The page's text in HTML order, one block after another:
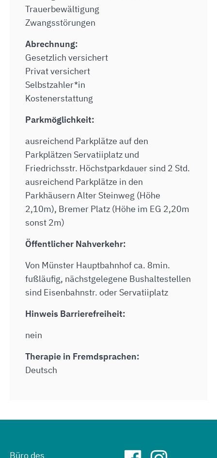
Trauerbewältigung
Zwangsstörungen
Abrechnung:
Gesetzlich versichert
Privat versichert
Selbstzahler*in
Kostenerstattung
Parkmöglichkeit:
ausreichend Parkplätze auf den
Parkplätzen Servatiiplatz und
Friedrichsstr. Höchstparkdauer sind 2 Std.
ausreichend Parkplätze in den
Parkhäusern Alter Steinweg (Höhe
2,10m), Bremer Platz (Höhe im EG 2,20m
sonst 2m)
Öffentlicher Nahverkehr:
Von Münster Hauptbahnhof ca. 8min.
fußläufig, nächstgelegene Bushaltestellen
sind Eisenbahnstr. oder Servatiiplatz
Hinweis Barrierefreiheit:
nein
Therapie in Fremdsprachen:
Deutsch
Büro des